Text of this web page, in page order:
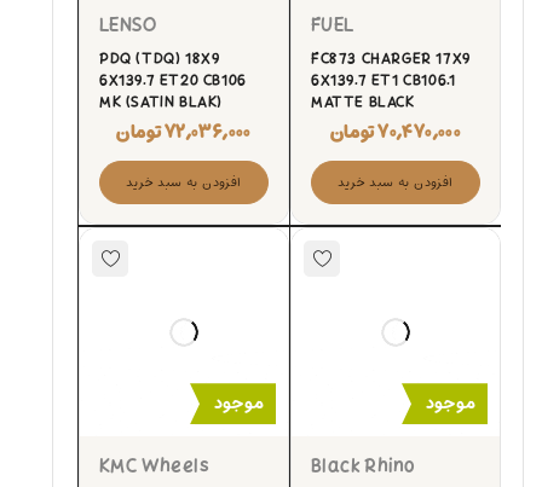
FUEL
FC873 CHARGER 17X9
6X139.7 ET1 CB106.1
MATTE BLACK
۷۰,۴۷۰,۰۰۰تومان
افزودن به سبد خرید
LENSO
PDQ (TDQ) 18X9
6X139.7 ET20 CB106
MK (SATIN BLAK)
۷۲,۰۳۶,۰۰۰تومان
افزودن به سبد خرید
موجود
Black Rhino
موجود
KMC Wheels